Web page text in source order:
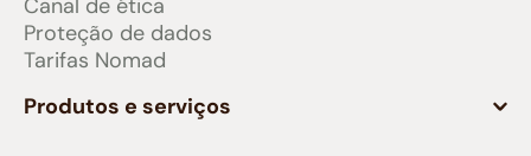
Canal de ética
Proteção de dados
Tarifas Nomad
Produtos e serviços